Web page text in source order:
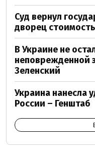
Суд вернул
дворец
В Украине не
неповрежденной
Зеленский
Украина нанесла
России – Генштаб